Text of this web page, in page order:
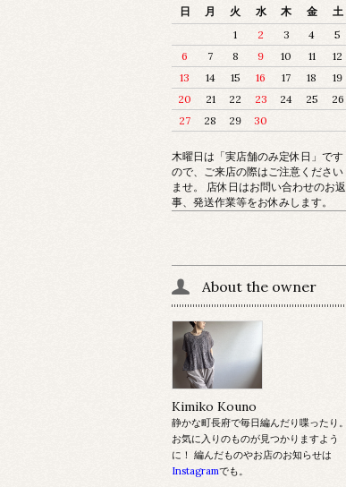
日
月 火 水 木 金
土
1
2 3 4
5
6
7 8 9 10 11
12
13
14 15 16 17 18
19
20
21 22 23 24 25
26
27
28 29 30
木曜日は「実店舗のみ定休日」です
ので、ご来店の際はご注意ください
ませ。 店休日はお問い合わせのお返
事、発送作業等をお休みします。
About the owner
Kimiko Kouno
静かな町長府で毎日編んだり喋ったり。
お気に入りのものが見つかりますよう
に！ 編んだものやお店のお知らせは
Instagramでも。